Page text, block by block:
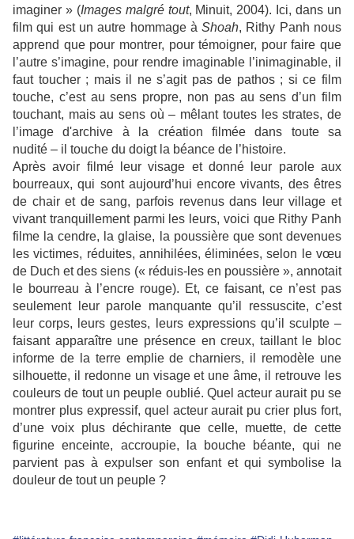
imaginer » (Images malgré tout, Minuit, 2004). Ici, dans un
film qui est un autre hommage àShoah, Rithy Panh nous
apprend que pour montrer, pour témoigner, pour faire que
l’autre s’imagine, pour rendre imaginable l’inimaginable, il
faut toucher ; mais il ne s’agit pas de pathos ; si ce film
touche, c’est au sens propre, non pas au sens d’un film
touchant, mais au sens où – mêlant toutes les strates, de
l’image d'archive à la création filméedans toute sa
nudité – il touche du doigt la béance de l’histoire.
Après avoir filmé leur visage et donné leur parole aux
bourreaux, qui sont aujourd’hui encore vivants, des êtres
de chair et de sang, parfois revenus dans leur village et
vivant tranquillement parmi les leurs, voici que Rithy Panh
filme la cendre, la glaise, la poussière que sont devenues
les victimes, réduites, annihilées, éliminées, selon le vœu
de Duch et des siens (« réduis-les en poussière », annotait
le bourreau à l’encre rouge). Et, ce faisant, ce n’est pas
seulement leur parole manquante qu’il ressuscite, c’est
leur corps, leurs gestes, leurs expressions qu’il sculpte –
faisant apparaître une présence en creux, taillant le bloc
informe de la terre emplie de charniers, il remodèle une
silhouette, il redonne un visage et une âme, il retrouve les
couleurs de tout un peuple oublié. Quel acteur aurait pu se
montrer plus expressif, quel acteur aurait pu crier plus fort,
d’une voix plus déchirante que celle, muette, de cette
figurine enceinte, accroupie, la bouche béante, qui ne
parvient pas à expulser son enfant et qui symbolise la
douleur de tout un peuple ?